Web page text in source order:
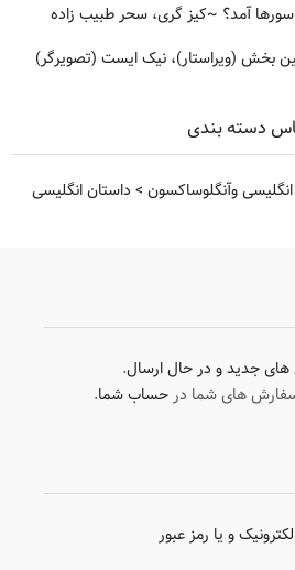
آمد؟ ~کیز گری، سحر طبیب زاده
بخش (ویراستار)، نیک ایست (تصویرگر)
دسته بندی
انگلیسی وآنگلوساکسون > داستان انگلیسی
جدید و در حال ارسال.
های شما درحساب شما.
و یا رمز عبور